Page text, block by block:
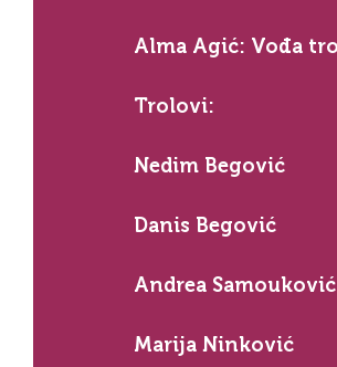
Alma Agić: Vođa
Trolovi:
Nedim Begović
Danis Begović
Andrea Samouković
Marija Ninković